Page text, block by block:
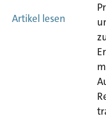
Artikel lesen